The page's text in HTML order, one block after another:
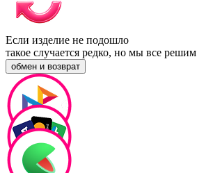
Если изделие не подошло
такое случается редко, но мы все решим
обмен и возврат